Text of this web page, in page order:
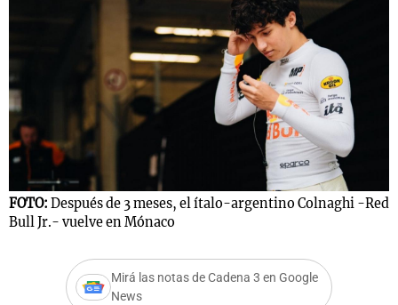
FOTO: Después de 3 meses, el ítalo-argentino Colnaghi -Red
Bull Jr.- vuelve en Mónaco
Mirá las notas de Cadena 3 en Google
News